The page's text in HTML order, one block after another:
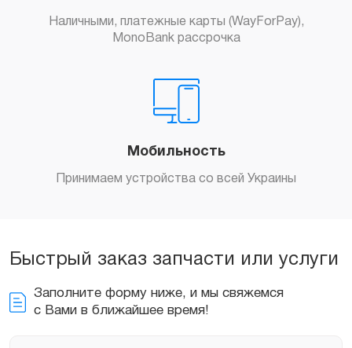
Наличными, платежные карты (WayForPay),
MonoBank рассрочка
Мобильность
Принимаем устройства со всей Украины
Быстрый заказ запчасти или услуги
Заполните форму ниже, и мы свяжемся
с Вами в ближайшее время!